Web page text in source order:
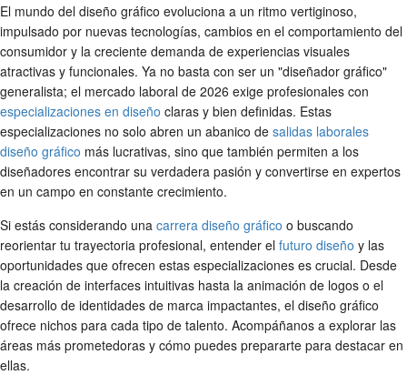
El mundo del diseño gráfico evoluciona a un ritmo vertiginoso,
impulsado por nuevas tecnologías, cambios en el comportamiento del
consumidor y la creciente demanda de experiencias visuales
atractivas y funcionales. Ya no basta con ser un "diseñador gráfico"
generalista; el mercado laboral de 2026 exige profesionales con
especializaciones en diseño claras y bien definidas. Estas
especializaciones no solo abren un abanico de salidas laborales
diseño gráfico más lucrativas, sino que también permiten a los
diseñadores encontrar su verdadera pasión y convertirse en expertos
en un campo en constante crecimiento.
Si estás considerando una carrera diseño gráfico o buscando
reorientar tu trayectoria profesional, entender el futuro diseño y las
oportunidades que ofrecen estas especializaciones es crucial. Desde
la creación de interfaces intuitivas hasta la animación de logos o el
desarrollo de identidades de marca impactantes, el diseño gráfico
ofrece nichos para cada tipo de talento. Acompáñanos a explorar las
áreas más prometedoras y cómo puedes prepararte para destacar en
ellas.